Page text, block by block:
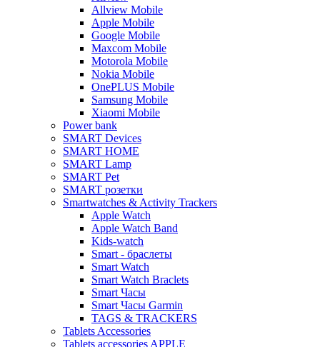
Allview Mobile
Apple Mobile
Google Mobile
Maxcom Mobile
Motorola Mobile
Nokia Mobile
OnePLUS Mobile
Samsung Mobile
Xiaomi Mobile
Power bank
SMART Devices
SMART HOME
SMART Lamp
SMART Pet
SMART розетки
Smartwatches & Activity Trackers
Apple Watch
Apple Watch Band
Kids-watch
Smart - браслеты
Smart Watch
Smart Watch Braclets
Smart Часы
Smart Часы Garmin
TAGS & TRACKERS
Tablets Accessories
Tablets accessories APPLE